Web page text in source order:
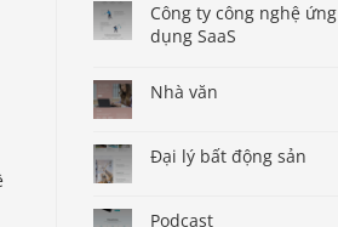
Công ty công nghệ ứng
dụng SaaS
Nhà văn
Đại lý bất động sản
Podcast